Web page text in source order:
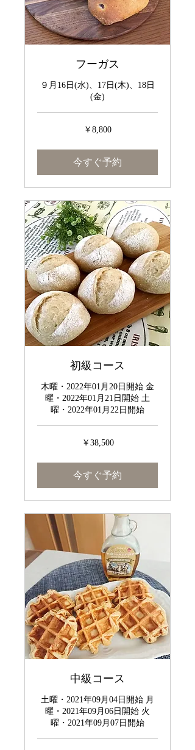
フーガス
９月16日(水)、17日(木)、18日
(金)
￥8,800
今すぐ予約
初級コース
木曜・2022年01月20日開始 金
曜・2022年01月21日開始 土
曜・2022年01月22日開始
￥38,500
今すぐ予約
中級コース
土曜・2021年09月04日開始 月
曜・2021年09月06日開始 火
曜・2021年09月07日開始